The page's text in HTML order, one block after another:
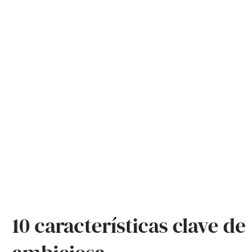
10 características clave